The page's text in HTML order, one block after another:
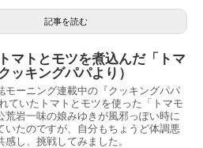
記事を読む
マトとモツを煮込んだ「トマ
ッキングパパより）
モーニング連載中の『クッキングパパ
ていたトマトとモツを使った「トマモ
荒岩一味の娘みゆきが風邪っぽい時に
いたのですが、自分もちょうど体調悪
感し、挑戦してみました。